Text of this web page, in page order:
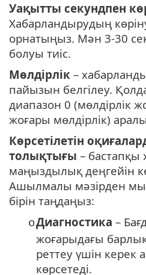
Уақытты секундпен
Хабарландырудың
орнатыңыз. Мән 3-30
болуы тиіс.
Мөлдірлік –
пайызын белгілеу.
диапазон 0 (мөлдірлік
жоғары мөлдірлік)
Көрсетілетін
толықтығы –
маңыздылық деңгейін
Ашылмалы мәзірден
бірін таңдаңыз:
oДиагностика –
жоғарыдағы
реттеу үшін керек
көрсетеді.